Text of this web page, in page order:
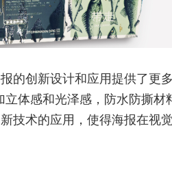
的创新设计和应用提供了更
体感和光泽感，防水防撕材
技术的应用，使得海报在视